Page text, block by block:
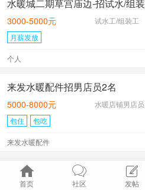
水暖城二期草宫庙边-招试水/组装
3000-5000元
试水工/组装工
月薪发放
个人
来发水暖配件招男店员2名
5000-8000元
水暖店铺男店员
包住
包吃
来发水暖配件

首页

社区

发帖